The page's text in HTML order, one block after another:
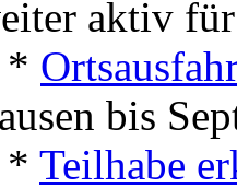
aktiv
*
bis
* Teilhabe